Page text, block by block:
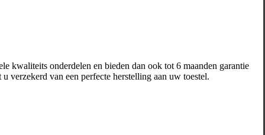
kwaliteits onderdelen en bieden dan ook tot 6 maanden garantie
verzekerd van een perfecte herstelling aan uw toestel.